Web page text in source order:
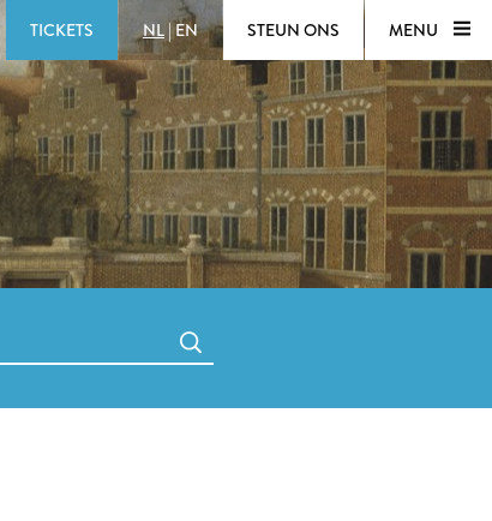
TICKETS NL| EN STEUN ONS MENU